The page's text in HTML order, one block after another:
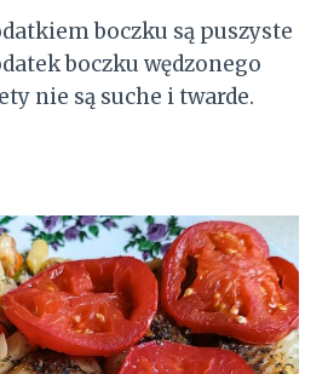
boczku są puszyste
boczku wędzonego
nie są suche i twarde.